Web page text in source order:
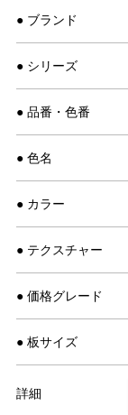
● ブランド
● シリーズ
● 品番・色番
● 色名
● カラー
● テクスチャー
● 価格グレード
● 板サイズ
詳細